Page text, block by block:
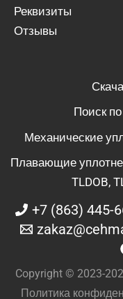
Реквизиты
Отзывы
Поиск
Механические
Плавающие
TLDOB,
+7 (863) 445-
Copyright © 2023-
Политика